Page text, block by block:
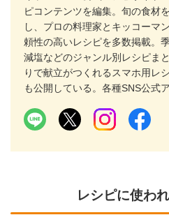
ピコンテンツを編集。旬の食材
し、プロの料理家とキッコーマ
頼性の高いレシピを多数掲載。
減塩などのジャンル別レシピま
りで献立がつくれるスマホ用レ
も公開している。各種SNS公式
レシピに使わ